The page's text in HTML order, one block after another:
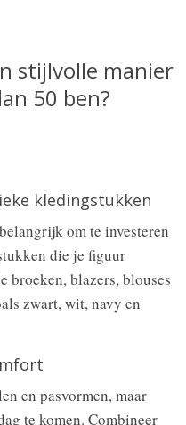
stijlvolle manier
50 ben?
kledingstukken
om te investeren
die je figuur
broeken, blazers, blouses
zwart, wit, navy en
en pasvormen, maar
te komen. Combineer